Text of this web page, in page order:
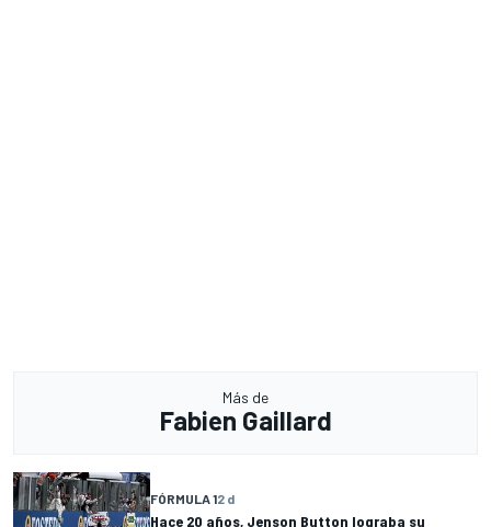
Más de
Fabien Gaillard
FÓRMULA 12 d
Hace 20 años, Jenson Button lograba su